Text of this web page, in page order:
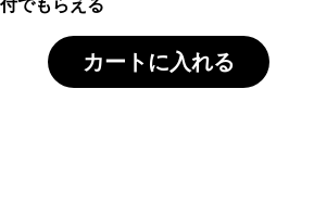
カートに入れる